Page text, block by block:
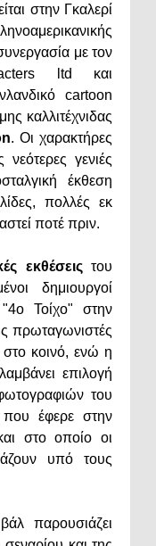
στην Γκαλερί
με τον
ltd και
cartoon
καλλιτέχνιδας
. Οι χαρακτήρες
γενιές
έκθεση
πολλές εκ
ποτέ πριν.
εκθέσειςτου
δημιουργοί
Τοίχο" στην
πρωταγωνιστές
στο κοινό, ενώ η
επιλογή
του
έφερε στην
στο οποίο οι
υπό τους
παρουσιάζει